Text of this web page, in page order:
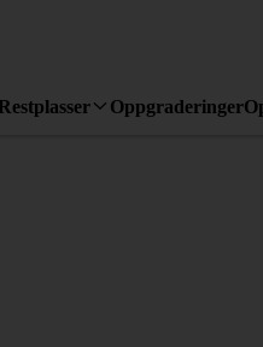
Restplasser Oppgraderinger